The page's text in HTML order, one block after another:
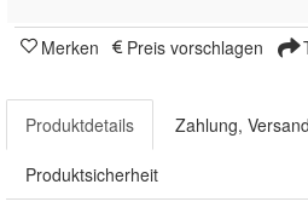
Merken Preis vorschlagen
Produktdetails Zahlung,
Produktsicherheit